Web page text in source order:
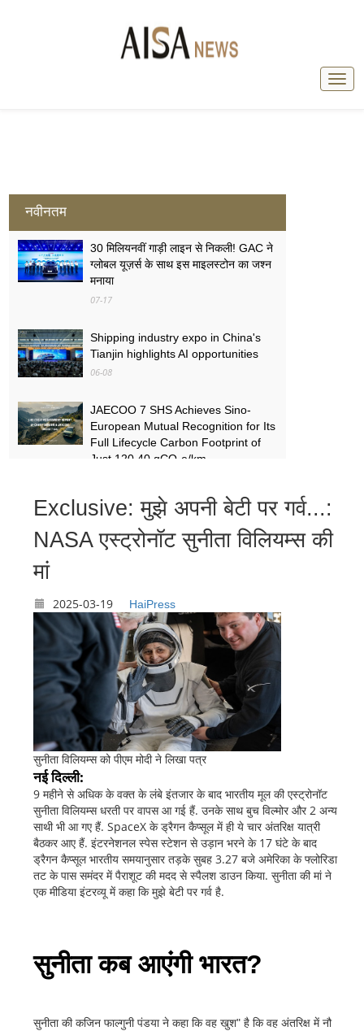
नवीनतम
30 मिलियनवीं गाड़ी लाइन से निकली! GAC ने
ग्लोबल यूज़र्स के साथ इस माइलस्टोन का जश्न
मनाया
07-17
Shipping industry expo in China's
Tianjin highlights AI opportunities
06-08
JAECOO 7 SHS Achieves Sino-
European Mutual Recognition for Its
Full Lifecycle Carbon Footprint of
Just 120.40 gCO₂e/km
FYNOR Global Token Launch
Conference Officially Announced
Global Circulation Ecosystem
Exclusive: मुझे अपनी बेटी पर गर्व...:
NASA एस्ट्रोनॉट सुनीता विलियम्स की
मां
2025-03-19 HaiPress
सुनीता विलियम्स को पीएम मोदी ने लिखा पत्र
नई दिल्ली:
9 महीने से अधिक के वक्त के लंबे इंतजार के बाद भारतीय मूल की एस्ट्रोनॉट
सुनीता विलियम्स धरती पर वापस आ गई हैं. उनके साथ बुच विल्मोर और 2 अन्य
साथी भी आ गए हैं. SpaceX के ड्रैगन कैप्सूल में ही ये चार अंतरिक्ष यात्री
बैठकर आए हैं. इंटरनेशनल स्पेस स्टेशन से उड़ान भरने के 17 घंटे के बाद
ड्रैगन कैप्सूल भारतीय समयानुसार तड़के सुबह 3.27 बजे अमेरिका के फ्लोरिडा
तट के पास समंदर में पैराशूट की मदद से स्पैलश डाउन किया. सुनीता की मां ने
एक मीडिया इंटरव्यू में कहा कि मुझे बेटी पर गर्व है.
सुनीता कब आएंगी भारत?
सुनीता की कजिन फाल्गुनी पंडया ने कहा कि वह खुश" है कि वह अंतरिक्ष में नौ